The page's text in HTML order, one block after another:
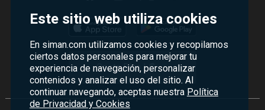
Este sitio web utiliza cookies
En siman.com utilizamos cookies y recopilamos
ciertos datos personales para mejorar tu
experiencia de navegación, personalizar
contenidos y analizar el uso del sitio. Al
continuar navegando, aceptas nuestra Política
de Privacidad y Cookies
Costa Rica | ₡